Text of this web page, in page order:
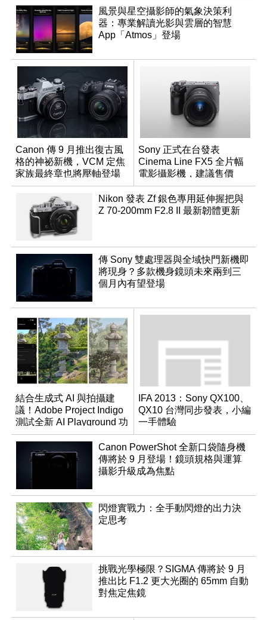
風景與星空攝影師的氣象決策利
器：專業解讀光影與雲層的智慧
App「Atmos」登場
Canon 傳 9 月推出復古風
格的神祕新機，VCM 定焦
家族最終章也將壓軸登場
Sony 正式在台發表
Cinema Line FX5 全片幅
電影攝影機，建議售價
NT$144,980
Nikon 發表 Zf 銀色專用延伸握把與
Z 70-200mm F2.8 II 最新韌體更新
傳 Sony 雙處理器與全域快門新機即
將現身？多款機身鏡頭未來兩到三
個月內有望登場
結合生成式 AI 與拍攝建
議！Adobe Project Indigo
測試全新 AI Playground 功
能
IFA 2013：Sony QX100、
QX10 台灣同步發表，小編
一手體驗
Canon PowerShot 全新口袋隨身機
傳將於 9 月登場！鏡頭規格與運算
攝影升級成為焦點
閃燈實戰力：全手動閃燈的出力決
定思考
挑戰光學極限？SIGMA 傳將於 9 月
推出比 F1.2 更大光圈的 65mm 自動
對焦定焦鏡